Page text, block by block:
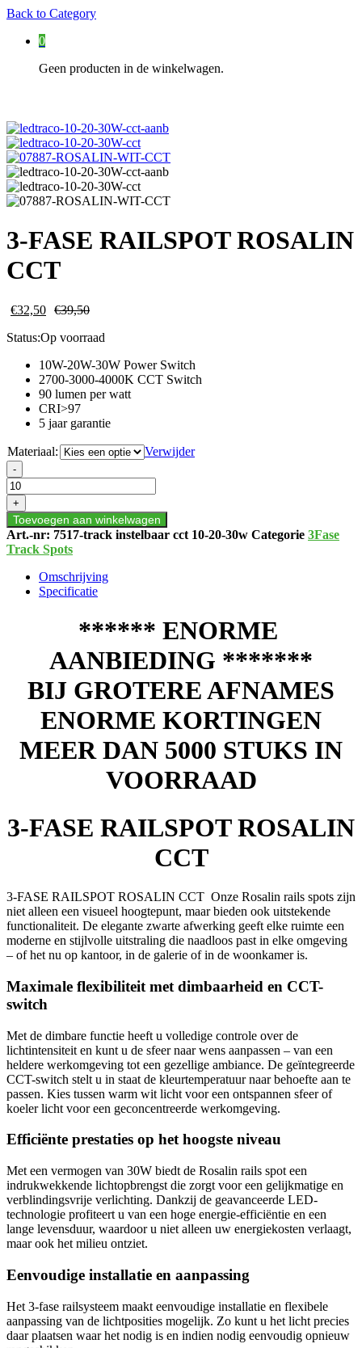
Back to Category
0
Geen producten in de winkelwagen.
3-FASE RAILSPOT ROSALIN
CCT
€32,50 €39,50
Status:Op voorraad
10W-20W-30W Power Switch
2700-3000-4000K CCT Switch
90 lumen per watt
CRI>97
5 jaar garantie
Materiaal:
Verwijder
3-
FASE
RAILSPOT
ROSALIN
CCT
aantal
-
+
Toevoegen aan winkelwagen
Art.-nr: 7517-track instelbaar cct 10-20-30w Categorie 3Fase
Track Spots
Omschrijving
Specificatie
****** ENORME
AANBIEDING *******
BIJ GROTERE AFNAMES
ENORME KORTINGEN
MEER DAN 5000 STUKS IN
VOORRAAD
3-FASE RAILSPOT ROSALIN
CCT
3-FASE RAILSPOT ROSALIN CCT Onze Rosalin rails spots zijn
niet alleen een visueel hoogtepunt, maar bieden ook uitstekende
functionaliteit. De elegante zwarte afwerking geeft elke ruimte een
moderne en stijlvolle uitstraling die naadloos past in elke omgeving
– of het nu op kantoor, in de galerie of in de woonkamer is.
Maximale flexibiliteit met dimbaarheid en CCT-
switch
Met de dimbare functie heeft u volledige controle over de
lichtintensiteit en kunt u de sfeer naar wens aanpassen – van een
heldere werkomgeving tot een gezellige ambiance. De geïntegreerde
CCT-switch stelt u in staat de kleurtemperatuur naar behoefte aan te
passen. Kies tussen warm wit licht voor een ontspannen sfeer of
koeler licht voor een geconcentreerde werkomgeving.
Efficiënte prestaties op het hoogste niveau
Met een vermogen van 30W biedt de Rosalin rails spot een
indrukwekkende lichtopbrengst die zorgt voor een gelijkmatige en
verblindingsvrije verlichting. Dankzij de geavanceerde LED-
technologie profiteert u van een hoge energie-efficiëntie en een
lange levensduur, waardoor u niet alleen uw energiekosten verlaagt,
maar ook het milieu ontziet.
Eenvoudige installatie en aanpassing
Het 3-fase railsysteem maakt eenvoudige installatie en flexibele
aanpassing van de lichtposities mogelijk. Zo kunt u het licht precies
daar plaatsen waar het nodig is en indien nodig eenvoudig opnieuw